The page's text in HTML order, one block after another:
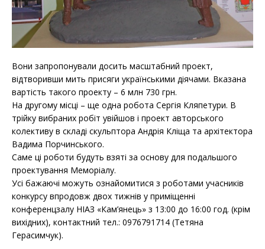
Вони запропонували досить масштабний проект,
відтворивши мить присяги українськими діячами. Вказана
вартість такого проекту – 6 млн 730 грн.
На другому місці – ще одна робота Сергія Кляпетури. В
трійку вибраних робіт увійшов і проект авторського
колективу в складі скульптора Андрія Кліща та архітектора
Вадима Порчинського.
Саме ці роботи будуть взяті за основу для подальшого
проектування Меморіалу.
Усі бажаючі можуть ознайомитися з роботами учасників
конкурсу впродовж двох тижнів у приміщенні
конференцзалу НІАЗ «Кам’янець» з 13:00 до 16:00 год. (крім
вихідних), контактний тел.: 0976791714 (Тетяна
Герасимчук).